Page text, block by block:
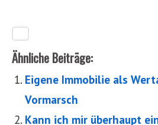
Ähnliche Beiträge:
Eigene Immobilie als
Vormarsch
Kann ich mir überhaupt